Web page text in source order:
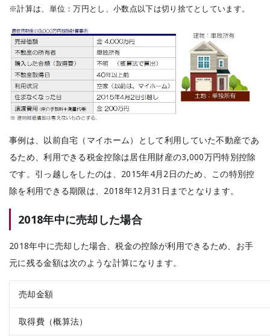
※計算は、単位：万円とし、小数点以下は切り捨てとしています。
事例は、以前自宅（マイホーム）として利用していた不動産であ
るため、利用できる税金控除は居住用財産の3,000万円特別控除
です。 引っ越しをしたのは、2015年4月2日のため、この特別控
除を利用できる期限は、2018年12月31日までとなります。
2018年中に売却した場合
2018年中に売却した場合、税金の控除が利用できるため、お手
元に残る金額は次のような計算になります。
売却金額
取得費（概算法）